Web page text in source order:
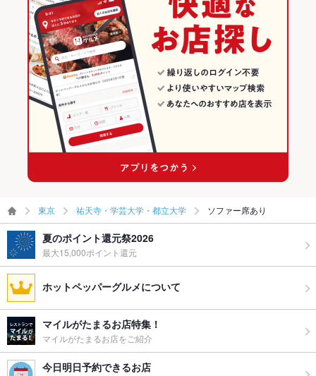
東京 祐天寺・学芸大学・都立大学 ソファー席あり
夏のポイント還元祭2026
最大15,000ポイント還元
ホットペッパーグルメについて
マイルがたまるお店特集！
マイルがたまるお店をご紹介
今日明日予約できるお店